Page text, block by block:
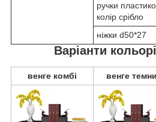
ручки
колір срібло
ніжки d50*27
Варіанти
венге комбі венге